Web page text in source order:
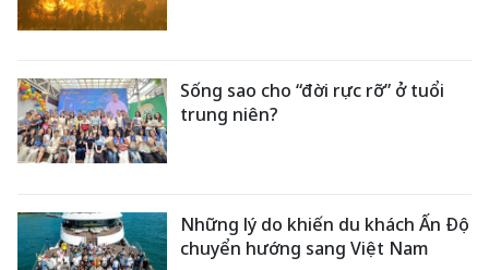
Sống sao cho “đời rực rỡ” ở tuổi
trung niên?
Những lý do khiến du khách Ấn Độ
chuyển hướng sang Việt Nam